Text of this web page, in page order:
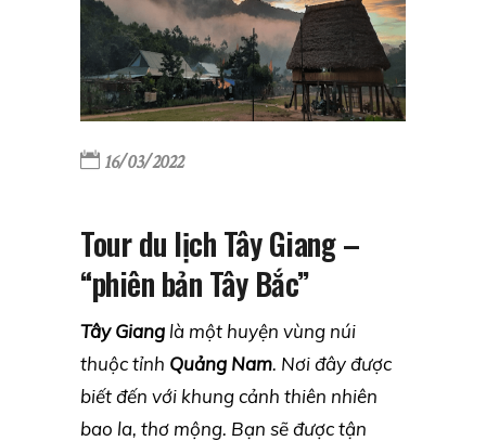
16/03/2022
Tour du lịch Tây Giang –
“phiên bản Tây Bắc”
Tây Giang là một huyện vùng núi
thuộc tỉnh Quảng Nam. Nơi đây được
biết đến với khung cảnh thiên nhiên
bao la, thơ mộng. Bạn sẽ được tận